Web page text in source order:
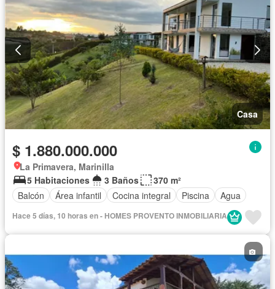
Casa
$ 1.880.000.000
La Primavera, Marinilla
5 Habitaciones
3 Baños
370 m²
Balcón
Área infantil Cocina integral Piscina Agua
Hace 5 días, 10 horas en - HOMES PROVENTO INMOBILIARIA